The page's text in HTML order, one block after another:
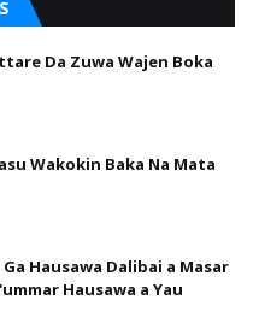
Da Zuwa Wajen Boka
Wakokin Baka Na Mata
Hausawa Dalibai a Masar
Hausawa a Yau